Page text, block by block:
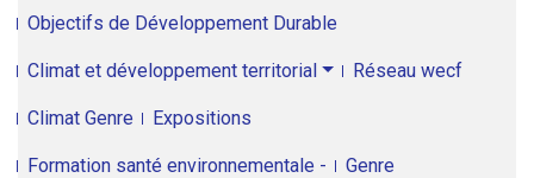
Objectifs de Développement Durable
Climat et développement territorial Réseau wecf
Climat Genre Expositions
Formation santé environnementale - Genre